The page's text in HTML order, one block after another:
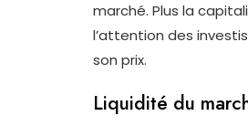
marché. Plus la
l’attention des
son prix.
Liquidité du